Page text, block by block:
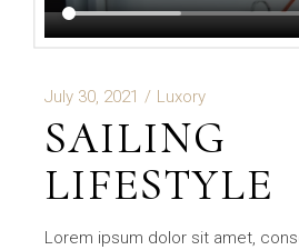
July 30, 2021 Luxory
SAILING
LIFESTYLE
Lorem ipsum dolor sit amet,